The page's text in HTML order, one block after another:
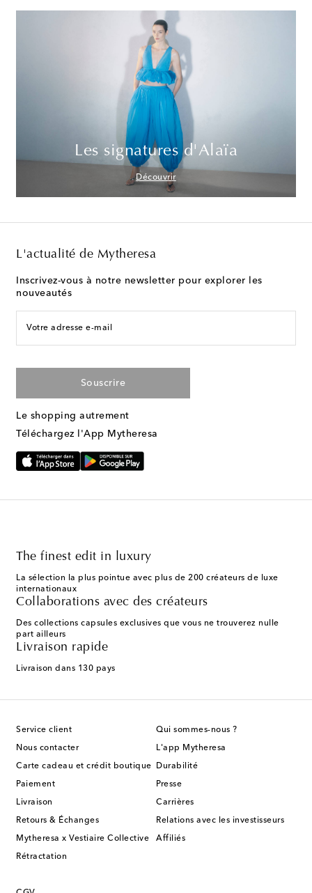
Les signatures d'Alaïa
Découvrir
L'actualité de Mytheresa
Inscrivez-vous à notre newsletter pour explorer les
nouveautés
Votre adresse e-mail
Souscrire
Le shopping autrement
Téléchargez l'App Mytheresa
The finest edit in luxury
La sélection la plus pointue avec plus de 200 créateurs de luxe
internationaux
Collaborations avec des créateurs
Des collections capsules exclusives que vous ne trouverez nulle
part ailleurs
Livraison rapide
Livraison dans 130 pays
Service client
Nous contacter
Carte cadeau et crédit boutique
Paiement
Livraison
Retours & Échanges
Mytheresa x Vestiaire Collective
Rétractation
Qui sommes-nous ?
L'app Mytheresa
Durabilité
Presse
Carrières
Relations avec les investisseurs
Affiliés